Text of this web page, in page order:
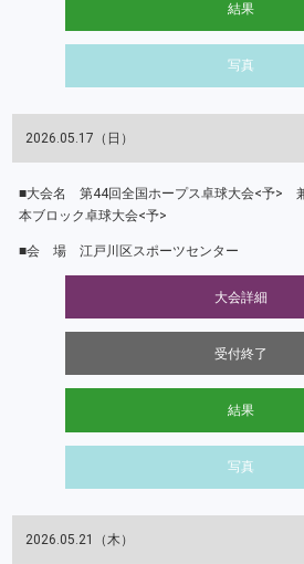
結果
写真
2026.05.17（日）
第44回全国ホープス卓球大会<予>
本ブロック卓球大会<予>
江戸川区スポーツセンター
大会詳細
受付終了
結果
写真
2026.05.21（木）